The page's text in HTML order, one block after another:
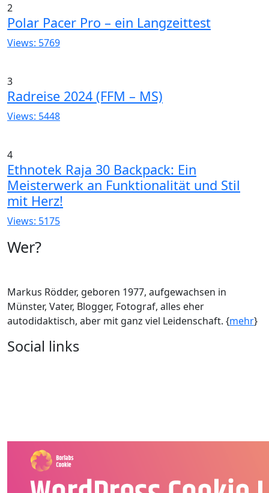
2
Polar Pacer Pro – ein Langzeittest
Views: 5769
3
Radreise 2024 (FFM – MS)
Views: 5448
4
Ethnotek Raja 30 Backpack: Ein
Meisterwerk an Funktionalität und Stil
mit Herz!
Views: 5175
Wer?
Markus Rödder, geboren 1977, aufgewachsen in
Münster, Vater, Blogger, Fotograf, alles eher
autodidaktisch, aber mit ganz viel Leidenschaft. {mehr}
Social links